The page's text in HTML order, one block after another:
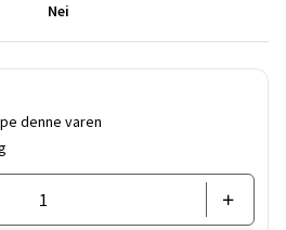
Nei
denne varen